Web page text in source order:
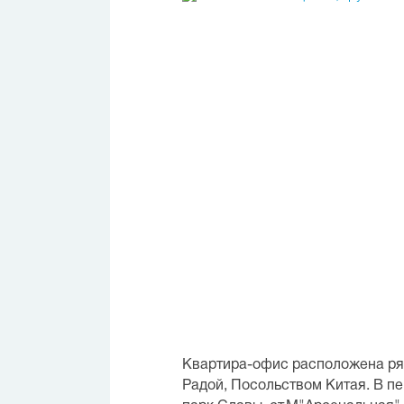
Квартира-офис расположена
Радой, Посольством Китая. В